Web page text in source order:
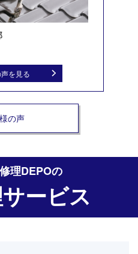
を見る
の声
理DEPOの
ービス